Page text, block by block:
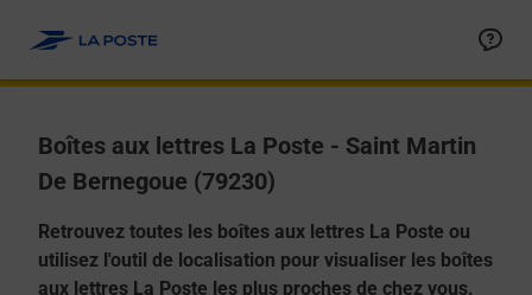
Boîtes aux lettres La Poste - Saint Martin
De Bernegoue (79230)
Retrouvez toutes les boîtes aux lettres La Poste ou
utilisez l'outil de localisation pour visualiser les boîtes
aux lettres La Poste les plus proches de chez vous.